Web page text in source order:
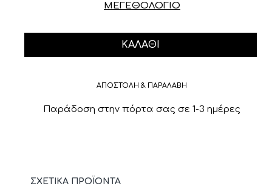
ΚΑΛΆΘΙ
ΜΕΓΕΘΟΛΟΓΙΟ
ΑΠΟΣΤΟΛΗ & ΠΑΡΑΛΑΒΗ
Παράδοση στην πόρτα σας σε 1-3 ημέρες
ΣΧΕΤΙΚΆ ΠΡΟΪΌΝΤΑ